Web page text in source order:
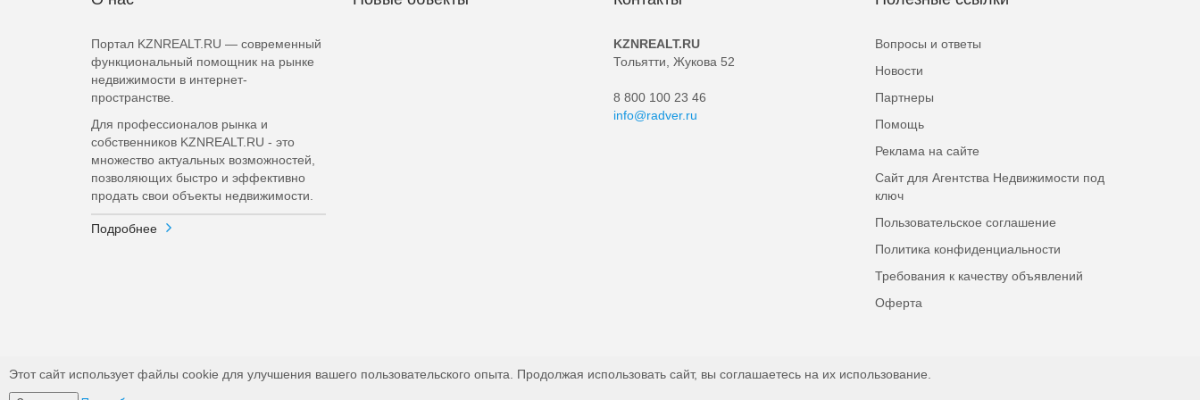
Портал KZNREALT.RU — современный
функциональный помощник на рынке
недвижимости в интернет-
пространстве.
Для профессионалов рынка и
собственников KZNREALT.RU - это
множество актуальных возможностей,
позволяющих быстро и эффективно
продать свои объекты недвижимости.
Подробнее
KZNREALT.RU
Тольятти, Жукова 52
8 800 100 23 46
info@radver.ru
Вопросы и ответы
Новости
Партнеры
Помощь
Реклама на сайте
Сайт для Агентства Недвижимости под
ключ
Пользовательское соглашение
Политика конфиденциальности
Требования к качеству объявлений
Оферта
Этот сайт использует файлы cookie для улучшения вашего пользовательского опыта. Продолжая использовать сайт, вы соглашаетесь на их использование.